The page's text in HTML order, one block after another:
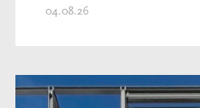
04.08.26